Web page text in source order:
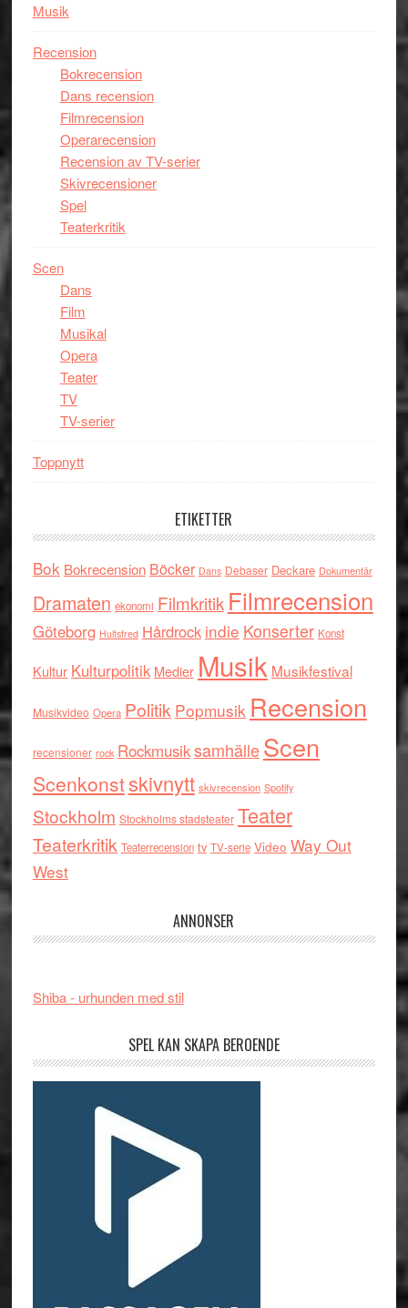
Musik
Recension
Bokrecension
Dans recension
Filmrecension
Operarecension
Recension av TV-serier
Skivrecensioner
Spel
Teaterkritik
Scen
Dans
Film
Musikal
Opera
Teater
TV
TV-serier
Toppnytt
ETIKETTER
Bok Bokrecension Böcker Dans Debaser Deckare Dokumentär
Dramaten ekonomi Filmkritik Filmrecension
Göteborg Hultsfred Hårdrock indie Konserter Konst
Kultur Kulturpolitik Medier Musik Musikfestival
Musikvideo Opera Politik Popmusik Recension
recensioner rock RockmusiksamhälleScen
Scenkonstskivnytt skivrecension Spotify
Stockholm Stockholms stadsteater Teater
Teaterkritik Teaterrecension tv TV-serie Video Way Out
West
ANNONSER
Shiba - urhunden med stil
SPEL KAN SKAPA BEROENDE